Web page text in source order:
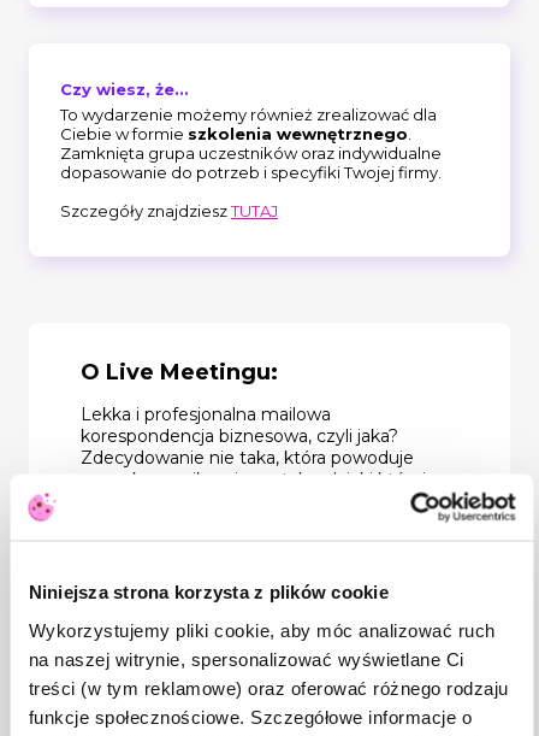
Niniejsza strona korzysta z plików cookie
Wykorzystujemy pliki cookie, aby móc analizować ruch
na naszej witrynie, spersonalizować wyświetlane Ci
treści (w tym reklamowe) oraz oferować różnego rodzaju
funkcje społecznościowe. Szczegółowe informacje o
Czy wiesz, że...
To wydarzenie możemy również zrealizować dla
Ciebie w formie szkolenia wewnętrznego
Zamknięta grupa uczestników oraz indywidualne
dopasowanie do potrzeb i specyfiki Twojej firmy.
Szczegóły znajdzieszTUTAJ
O Live Meetingu:
Lekka i profesjonalna mailowa
korespondencja biznesowa, czyli jaka?
Zdecydowanie nie taka, która powoduje
szum komunikacyjny, a taka, dzięki której
Spotkanie rozpoczniemy od doświadczania
Dowiesz się, kto lub co może stać się
Twoim asystentem w pisaniu poprawnej
korespondencji, by mieć go już zawsze na
podorędziu. Otrzymasz także zapadające w
pamięć narzędzie, które pozwoli Ci
zachować najważniejsze elementy
komunikatu pisanego. Dodatkowo